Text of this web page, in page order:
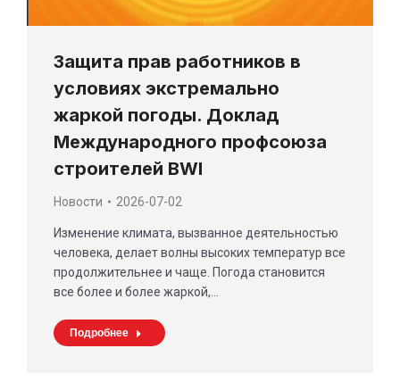
Защита прав работников в
условиях экстремально
жаркой погоды. Доклад
Международного профсоюза
строителей BWI
Новости 2026-07-02
Изменение климата, вызванное деятельностью
человека, делает волны высоких температур все
продолжительнее и чаще. Погода становится
все более и более жаркой,…
Подробнее